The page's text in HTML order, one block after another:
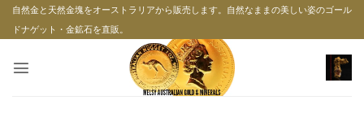
Skip自然金と天然金塊をオーストラリアから販売します。自然なままの美しい姿のゴール
ドナゲット・金鉱石を直販。